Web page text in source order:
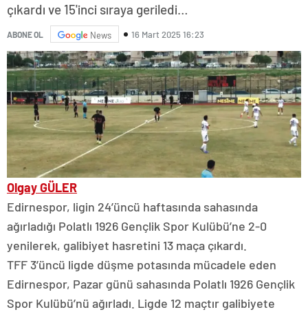
çıkardı ve 15'inci sıraya geriledi…
ABONE OL News 16 Mart 2025 16:23
Olgay GÜLER
Edirnespor, ligin 24’üncü haftasında sahasında
ağırladığı Polatlı 1926 Gençlik Spor Kulübü’ne 2-0
yenilerek, galibiyet hasretini 13 maça çıkardı.
TFF 3’üncü ligde düşme potasında mücadele eden
Edirnespor, Pazar günü sahasında Polatlı 1926 Gençlik
Spor Kulübü’nü ağırladı. Ligde 12 maçtır galibiyete